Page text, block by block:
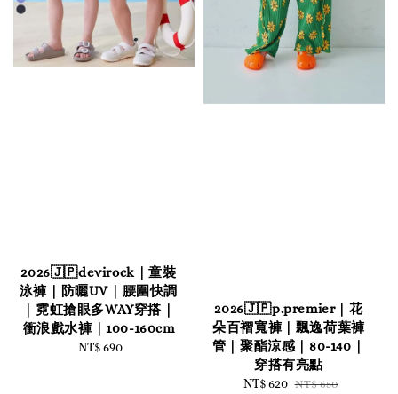
2026🇯🇵devirock｜童裝
泳褲｜防曬UV｜腰圍快調
｜霓虹搶眼多WAY穿搭｜
衝浪戲水褲｜100-160cm
Regular
NT$ 690
2026🇯🇵p.premier｜花
朵百褶寬褲｜飄逸荷葉褲
管｜聚酯涼感｜80-140｜
穿搭有亮點
Sale
NT$ 620 Regular
NT$ 650